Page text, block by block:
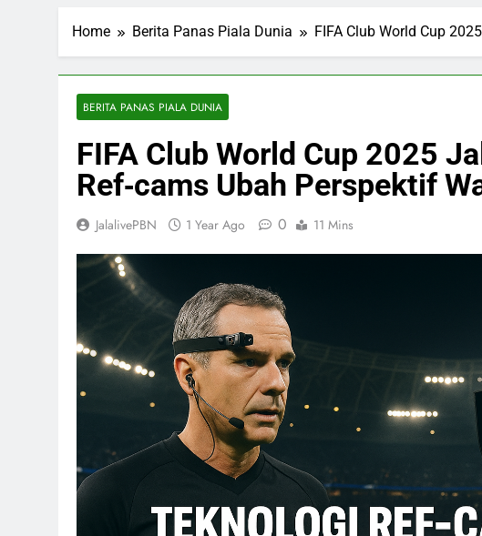
Home Berita Panas Piala Dunia FIFA Club World Cup
BERITA PANAS PIALA DUNIA
FIFA Club World Cup 2025
Ref‑cams Ubah Perspektif
JalalivePBN 1 Year Ago 0 11 Mins